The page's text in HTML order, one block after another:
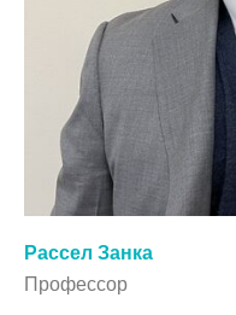
Рассел Занка
Профессор